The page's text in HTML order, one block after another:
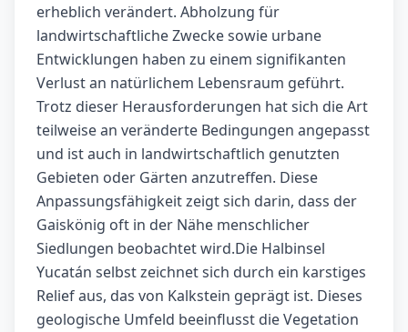
erheblich verändert. Abholzung für
landwirtschaftliche Zwecke sowie urbane
Entwicklungen haben zu einem signifikanten
Verlust an natürlichem Lebensraum geführt.
Trotz dieser Herausforderungen hat sich die Art
teilweise an veränderte Bedingungen angepasst
und ist auch in landwirtschaftlich genutzten
Gebieten oder Gärten anzutreffen. Diese
Anpassungsfähigkeit zeigt sich darin, dass der
Gaiskönig oft in der Nähe menschlicher
Siedlungen beobachtet wird.Die Halbinsel
Yucatán selbst zeichnet sich durch ein karstiges
Relief aus, das von Kalkstein geprägt ist. Dieses
geologische Umfeld beeinflusst die Vegetation